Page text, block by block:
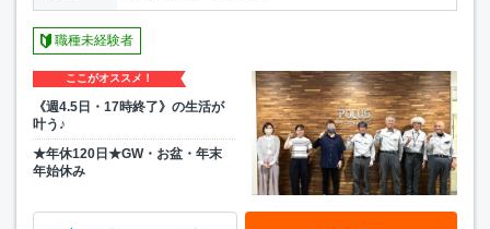
職種未経験者
ここがオススメ！
《週4.5日・17時終了》の生活が
叶う♪
★年休120日★GW・お盆・年末
年始休み